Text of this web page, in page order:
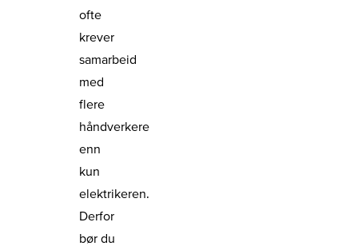
ofte
krever
samarbeid
med
flere
håndverkere
enn
kun
elektrikeren.
Derfor
bør du